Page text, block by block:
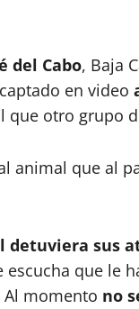
del Cabo, Baja
en video
otro grupo
animal que al
detuviera sus
que le
momento no